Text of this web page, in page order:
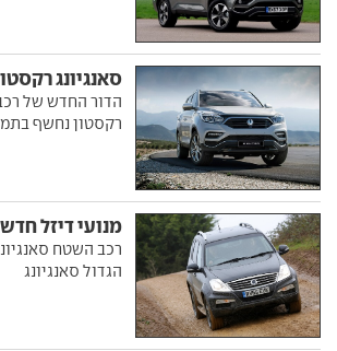
סאנגיונג
הדור החדש של
רקסטון נחשף
מנועי דיזל
רכב השטח
הגדול סאנגיונג